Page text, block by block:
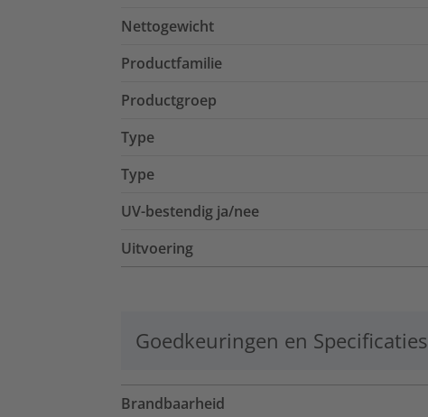
Nettogewicht
Productfamilie
Productgroep
Type
Type
UV-bestendig ja/nee
Uitvoering
Goedkeuringen en Specificaties
Brandbaarheid